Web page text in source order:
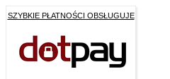
SZYBKIE PŁATNOŚCI OBSŁUGUJE